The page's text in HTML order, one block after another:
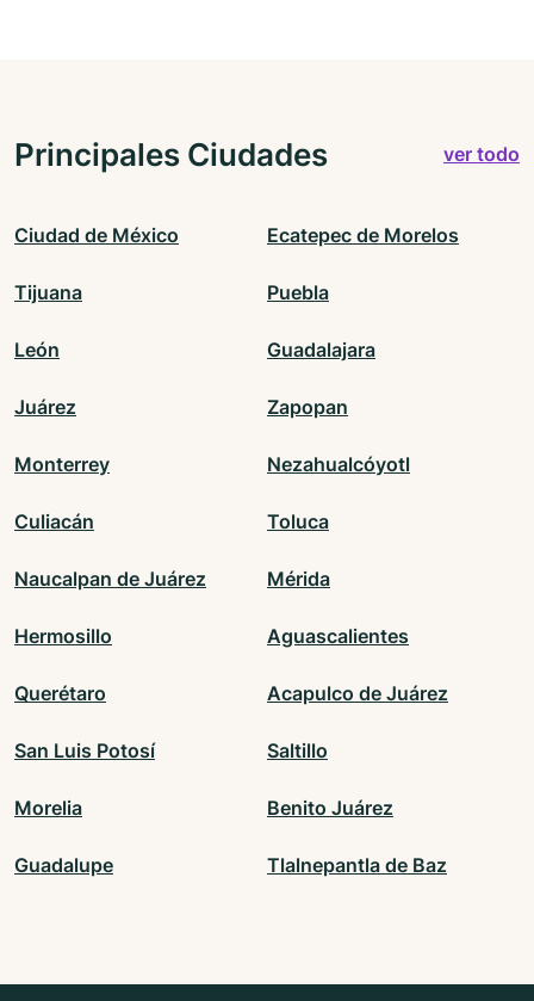
Principales Ciudades ver todo
Ciudad de México Ecatepec de Morelos
Tijuana Puebla
León Guadalajara
Juárez Zapopan
Monterrey Nezahualcóyotl
Culiacán Toluca
Naucalpan de Juárez Mérida
Hermosillo Aguascalientes
Querétaro Acapulco de Juárez
San Luis Potosí Saltillo
Morelia Benito Juárez
Guadalupe Tlalnepantla de Baz